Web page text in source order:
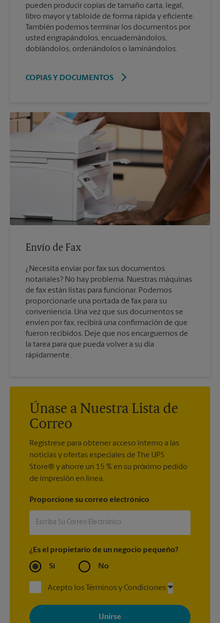
pueden producir copias de tamaño carta, legal,
libro mayor y tabloide de forma rápida y eficiente.
También podemos terminar los documentos por
usted engrapándolos, encuadernándolos,
doblándolos, ordenándolos o laminándolos.
COPIAS Y DOCUMENTOS
Envío de Fax
¿Necesita enviar por fax sus documentos
notariales? No hay problema. Nuestras máquinas
de fax están listas para funcionar. Podemos
proporcionarle una portada de fax para su
conveniencia. Una vez que sus documentos se
envíen por fax, recibirá una confirmación de que
fueron recibidos. Deje que nos encarguemos de
la tarea para que pueda volver a su día
rápidamente.
Únase a Nuestra Lista de
Correo
Regístrese para obtener acceso interno a las
noticias y ofertas especiales de The UPS
Store® y ahorre un 15 % en su próximo pedido
de impresión en línea.
Proporcione su correo electrónico
¿Es el propietario de un negocio pequeño?
Sí No
Acepto los Términos y Condiciones
Al registrarse, acepta recibir correos electrónicos de The UPS
Store con noticias, ofertas especiales, promociones y mensajes
adaptados a sus intereses. Puede darse de baja en cualquier